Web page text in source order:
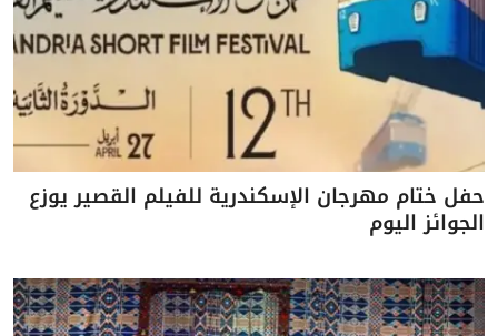
حفل ختام مهرجان الإسكندرية للفيلم القصير يوزع
الجوائز اليوم